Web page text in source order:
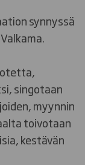
synnyssä
singotaan
myynnin
toivotaan
kestävän